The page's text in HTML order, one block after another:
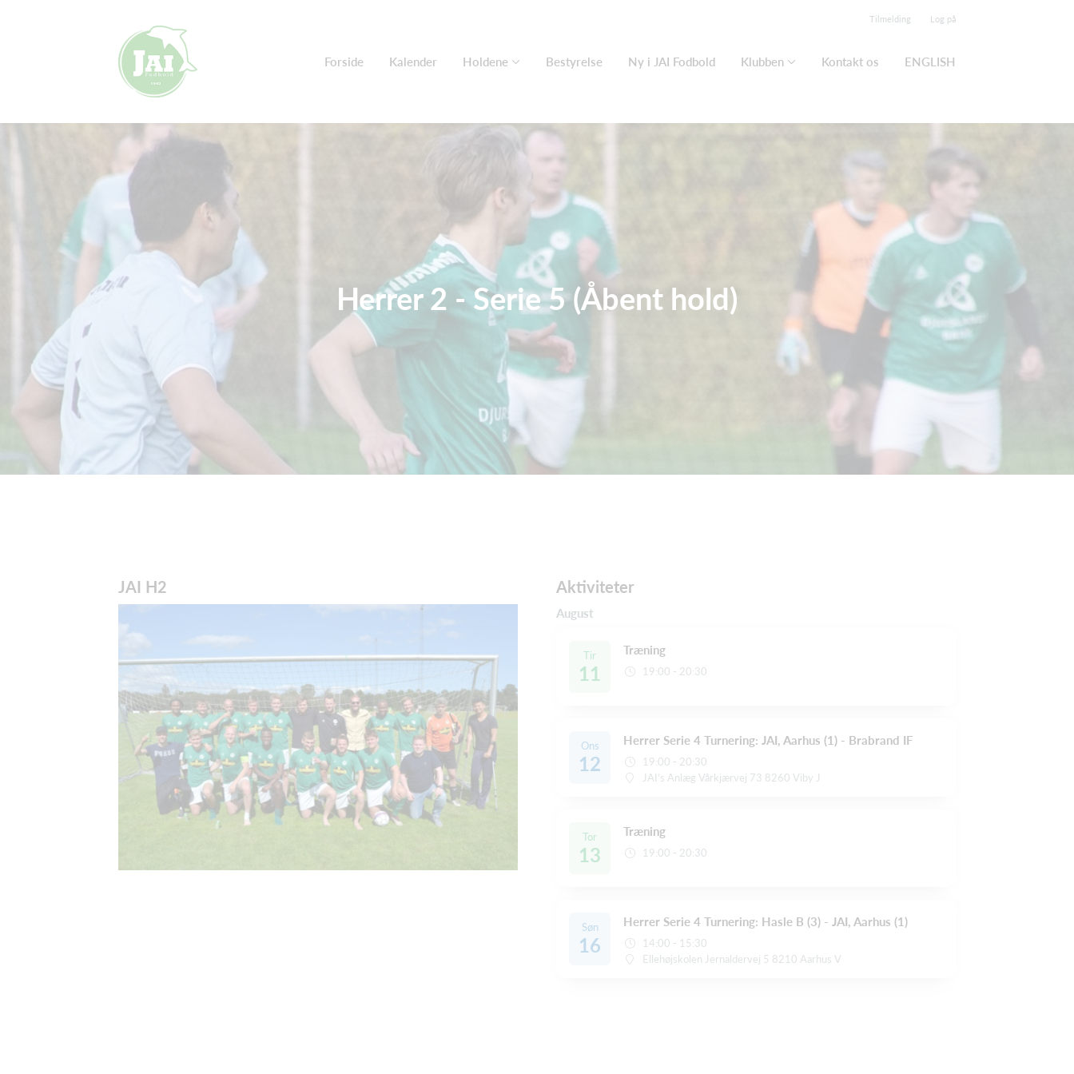
Tilmelding Log på
Forside Kalender Holdene Bestyrelse Ny i JAI Fodbold Klubben Kontakt os ENGLISH
Herrer 2 - Serie 5 (Åbent hold)
JAI H2 Aktiviteter
August
Tir
11
Træning
19:00 - 20:30
Ons
12
Herrer Serie 4 Turnering: JAI, Aarhus (1) - Brabrand IF
19:00 - 20:30
JAI's Anlæg Vårkjærvej 73 8260 Viby J
Tor
13
Træning
19:00 - 20:30
Søn
16
Herrer Serie 4 Turnering: Hasle B (3) - JAI, Aarhus (1)
14:00 - 15:30
Ellehøjskolen Jernaldervej 5 8210 Aarhus V